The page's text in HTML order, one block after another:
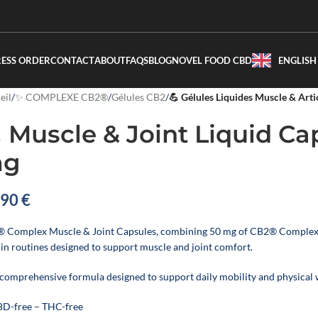
ORDERCONTACTABOUTFAQSBLOGNOVEL FOOD CBD ENGLISH
/✨ COMPLEXE CB2®/Gélules CB2/💪 Gélules Liquides Muscle &
Muscle & Joint Liquid
€
Complex Muscle & Joint Capsules, combining 50 mg of CB2®
in routines designed to support muscle and joint comfort.
formula designed to support daily mobility and physical
free – THC-free